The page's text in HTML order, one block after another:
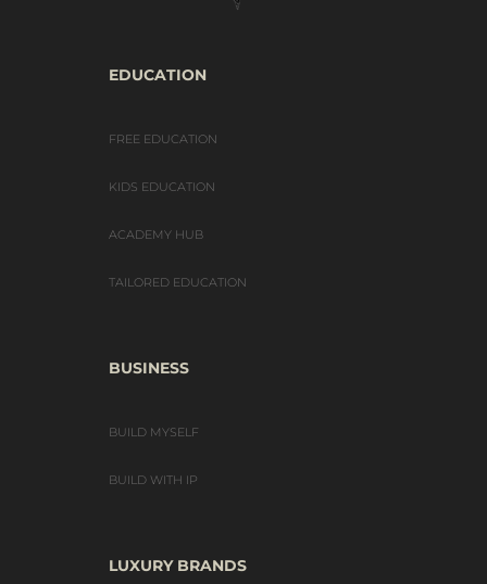
EDUCATION
FREE EDUCATION
KIDS EDUCATION
ACADEMY HUB
TAILORED EDUCATION
BUSINESS
BUILD MYSELF
BUILD WITH IP
LUXURY BRANDS